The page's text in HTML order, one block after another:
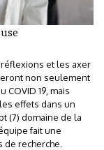
et les axer
non seulement
19, mais
effets dans un
(7) domaine de la
fait une
de recherche.